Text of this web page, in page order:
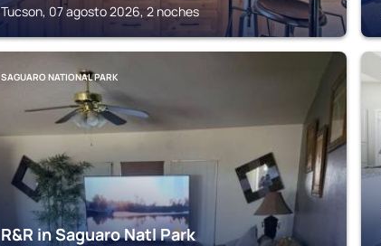
Tucson, 07 agosto 2026, 2 noches
SAGUARO NATIONAL PARK
R&R in Saguaro Natl Park